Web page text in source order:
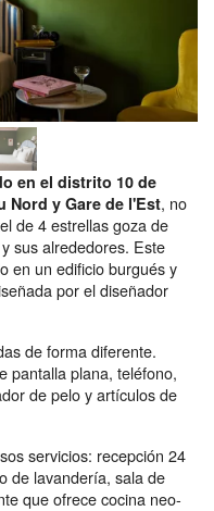
en el distrito 10 de
Nord y Gare de l'Est, no
de 4 estrellas goza de
sus alrededores. Este
en un edificio burgués y
por el diseñador
de forma diferente.
pantalla plana, teléfono,
de pelo y artículos de
servicios: recepción 24
de lavandería, sala de
que ofrece cocina neo-